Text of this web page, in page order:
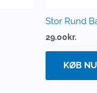
Stor Rund
29.00kr.
KØB NU